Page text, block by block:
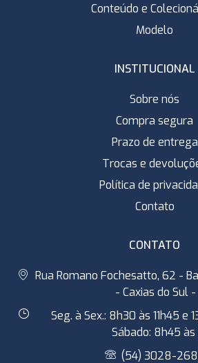
Conteúdo e
Modelo
INSTITUCIONAL
Sobre nós
Compra segura
Prazo de entrega
Trocas e
Política de
Contato
CONTATO
Rua Romano Fochesatto, 62 -
- Caxias do Sul -
Seg. à Sex.: 8h30 às 11h45 e
Sábado: 8h45 às
(54) 3028-